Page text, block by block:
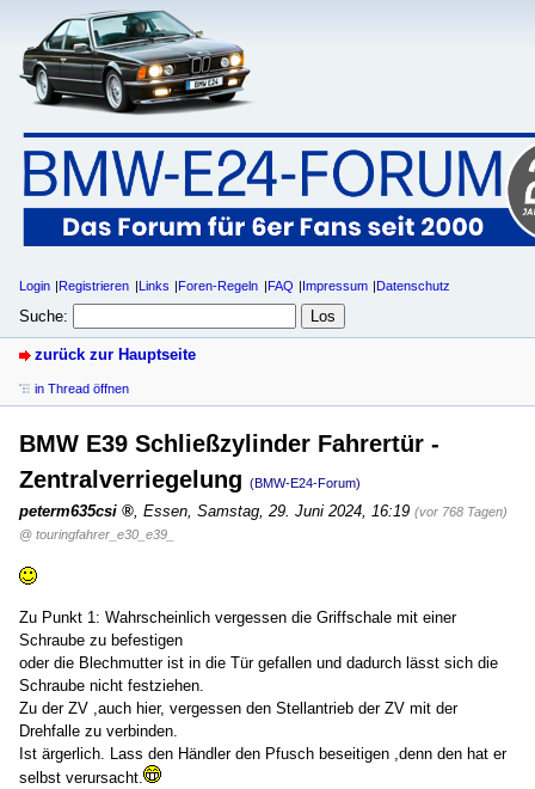
Login Registrieren Links Foren-Regeln FAQ Impressum Datenschutz
Suche:
zurück zur Hauptseite
in Thread öffnen
BMW E39 Schließzylinder Fahrertür -
Zentralverriegelung (BMW-E24-Forum)
peterm635csi Essen Samstag, 29. Juni 2024, 16:19 (vor 768 Tagen)
@ touringfahrer_e30_e39_
Zu Punkt 1: Wahrscheinlich vergessen die Griffschale mit einer
Schraube zu befestigen
oder die Blechmutter ist in die Tür gefallen und dadurch lässt sich die
Schraube nicht festziehen.
Zu der ZV ,auch hier, vergessen den Stellantrieb der ZV mit der
Drehfalle zu verbinden.
Ist ärgerlich. Lass den Händler den Pfusch beseitigen ,denn den hat er
selbst verursacht.